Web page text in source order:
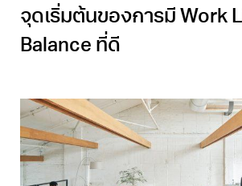
จุดเริ่มต้นของการมี Work
Balance ที่ดี